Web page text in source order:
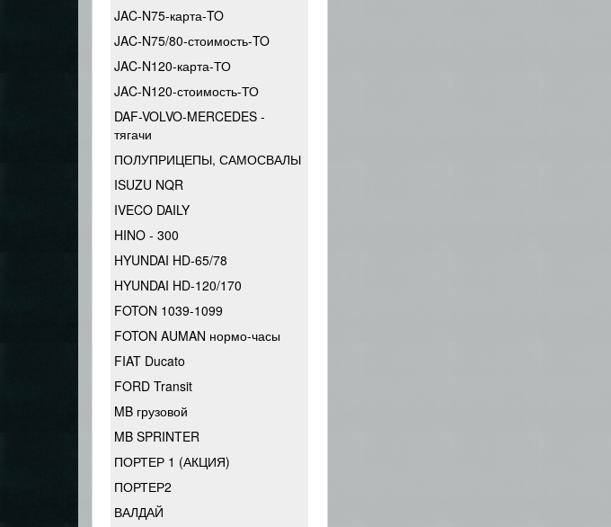
JAC-N75-карта-TO
JAC-N75/80-стоимость-TO
JAC-N120-карта-ТО
JAC-N120-стоимость-ТО
DAF-VOLVO-MERCEDES -
тягачи
ПОЛУПРИЦЕПЫ, САМОСВАЛЫ
ISUZU NQR
IVECO DAILY
HINO - 300
HYUNDAI HD-65/78
HYUNDAI HD-120/170
FOTON 1039-1099
FOTON AUMAN нормо-часы
FIAT Ducato
FORD Transit
MB грузовой
MB SPRINTER
ПОРТЕР 1 (АКЦИЯ)
ПОРТЕР2
ВАЛДАЙ